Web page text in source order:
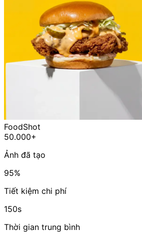
FoodShot
50.000+
Ảnh đã tạo
95%
Tiết kiệm chi phí
150s
Thời gian trung bình